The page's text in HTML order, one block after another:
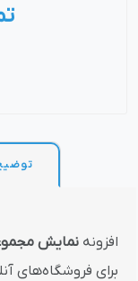
افزونه نمایش
برای فروشگاه‌های